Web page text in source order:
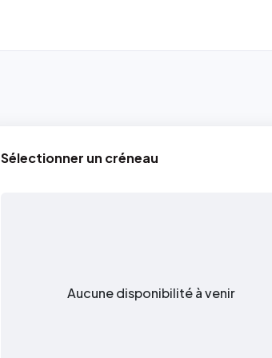
Sélectionner un créneau
Aucune disponibilité à venir